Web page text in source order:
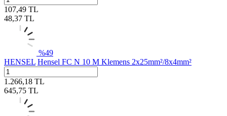
107,49 TL
48,37 TL
%49
HENSEL Hensel FC N 10 M Klemens 2x25mm²/8x4mm²
1.266,18 TL
645,75 TL